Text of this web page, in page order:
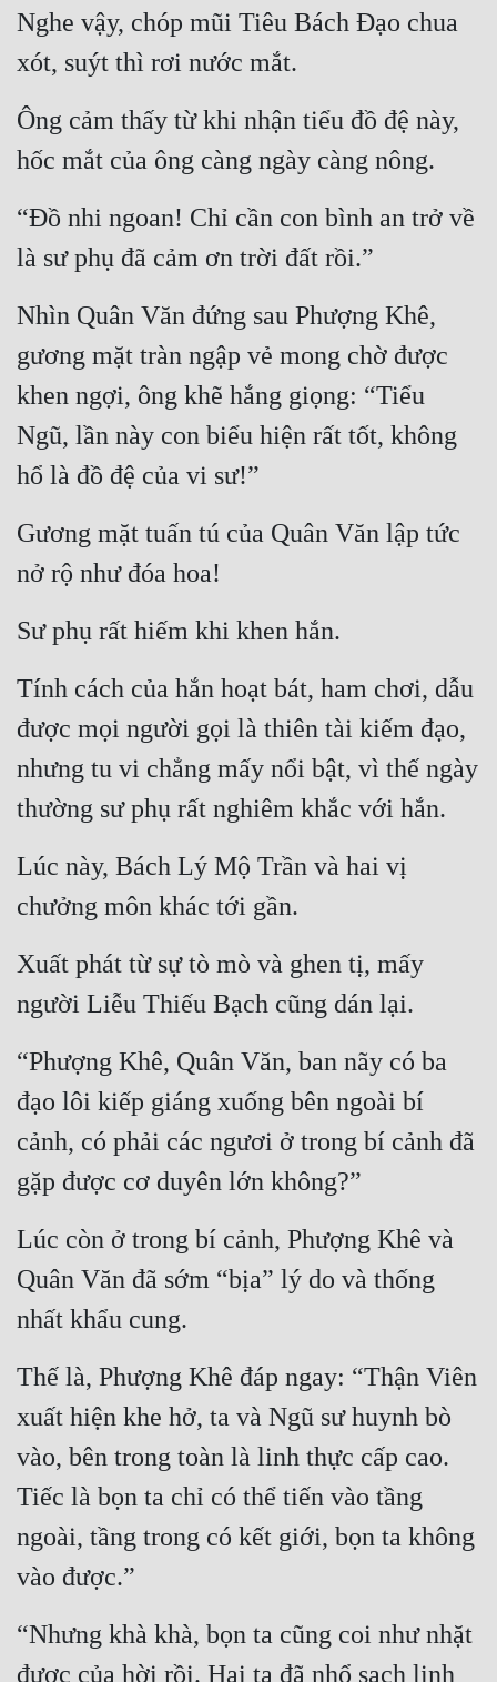
Nghe vậy, chóp mũi Tiêu Bách Đạo chua
xót, suýt thì rơi nước mắt.
Ông cảm thấy từ khi nhận tiểu đồ đệ này,
hốc mắt của ông càng ngày càng nông.
“Đồ nhi ngoan! Chỉ cần con bình an trở về
là sư phụ đã cảm ơn trời đất rồi.”
Nhìn Quân Văn đứng sau Phượng Khê,
gương mặt tràn ngập vẻ mong chờ được
khen ngợi, ông khẽ hắng giọng: “Tiểu
Ngũ, lần này con biểu hiện rất tốt, không
hổ là đồ đệ của vi sư!”
Gương mặt tuấn tú của Quân Văn lập tức
nở rộ như đóa hoa!
Sư phụ rất hiếm khi khen hắn.
Tính cách của hắn hoạt bát, ham chơi, dẫu
được mọi người gọi là thiên tài kiếm đạo,
nhưng tu vi chẳng mấy nổi bật, vì thế ngày
thường sư phụ rất nghiêm khắc với hắn.
Lúc này, Bách Lý Mộ Trần và hai vị
chưởng môn khác tới gần.
Xuất phát từ sự tò mò và ghen tị, mấy
người Liễu Thiếu Bạch cũng dán lại.
“Phượng Khê, Quân Văn, ban nãy có ba
đạo lôi kiếp giáng xuống bên ngoài bí
cảnh, có phải các ngươi ở trong bí cảnh đã
gặp được cơ duyên lớn không?”
Lúc còn ở trong bí cảnh, Phượng Khê và
Quân Văn đã sớm “bịa” lý do và thống
nhất khẩu cung.
Thế là, Phượng Khê đáp ngay: “Thận Viên
xuất hiện khe hở, ta và Ngũ sư huynh bò
vào, bên trong toàn là linh thực cấp cao.
Tiếc là bọn ta chỉ có thể tiến vào tầng
ngoài, tầng trong có kết giới, bọn ta không
vào được.”
“Nhưng khà khà, bọn ta cũng coi như nhặt
được của hời rồi. Hai ta đã nhổ sạch linh